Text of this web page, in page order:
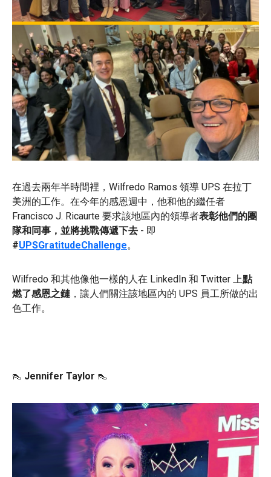
在過去兩年半時間裡，Wilfredo Ramos 領導 UPS 在拉丁
美洲的工作。在今年的感恩週中，他和他的繼任者
Francisco J. Ricaurte 要求該地區內的領導者表彰他們的團
隊和同事，並將挑戰傳遞下去 - 即
#UPSGratitudeChallenge。
Wilfredo 和其他像他一樣的人在 LinkedIn 和 Twitter 上點
燃了感恩之鏈 ，讓人們關注該地區內的 UPS 員工所做的出
色工作。
👠 Jennifer Taylor 👠